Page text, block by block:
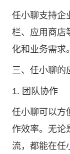
任小聊支持企
栏、应用商店
化和业务需求。
三、任小聊的
1. 团队协作
任小聊可以方
作效率。无论
流，都能在任